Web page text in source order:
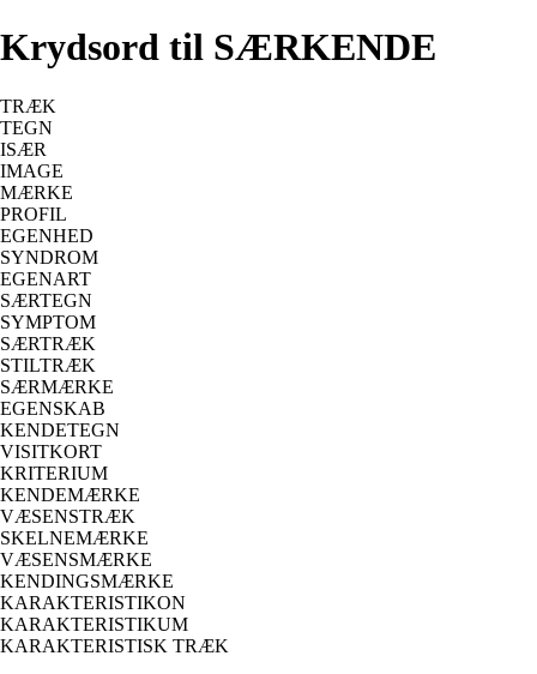
Krydsord til SÆRKENDE
TRÆK
TEGN
ISÆR
IMAGE
MÆRKE
PROFIL
EGENHED
SYNDROM
EGENART
SÆRTEGN
SYMPTOM
SÆRTRÆK
STILTRÆK
SÆRMÆRKE
EGENSKAB
KENDETEGN
VISITKORT
KRITERIUM
KENDEMÆRKE
VÆSENSTRÆK
SKELNEMÆRKE
VÆSENSMÆRKE
KENDINGSMÆRKE
KARAKTERISTIKON
KARAKTERISTIKUM
KARAKTERISTISK TRÆK